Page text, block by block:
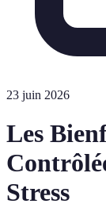
23 juin 2026
Les
Stress